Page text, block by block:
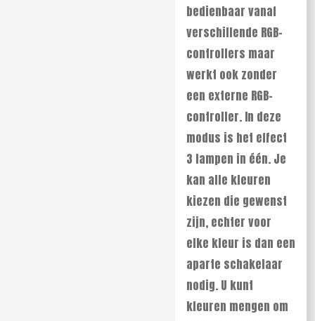
bedienbaar vanaf
verschillende RGB-
controllers maar
werkt ook zonder
een externe RGB-
controller. In deze
modus is het effect
3 lampen in één. Je
kan alle kleuren
kiezen die gewenst
zijn, echter voor
elke kleur is dan een
aparte schakelaar
nodig. U kunt
kleuren mengen om